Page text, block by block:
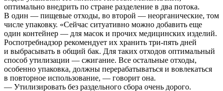
оптимально внедрить по стране разделение в два потока.
В один — пищевые отходы, во второй — неорганические, том
числе упаковку. «Сейчас ситуативно можно добавить еще
один контейнер — для масок и прочих медицинских изделий.
Роспотребнадзор рекомендует их хранить три-пять дней
и выбрасывать в общий бак. Для таких отходов оптимальный
способ утилизации — сжигание. Все остальные отходы,
особенно упаковка, должны перерабатываться и вовлекаться
в повторное использование, — говорит она.
— Утилизировать без раздельного сбора очень дорого.